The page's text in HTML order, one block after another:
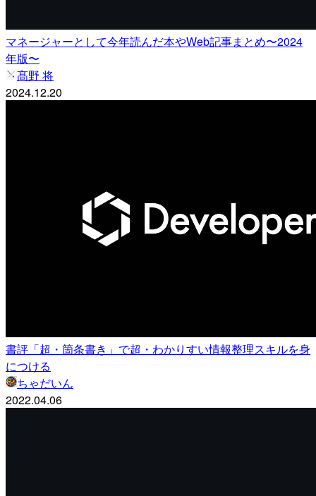
マネージャーとして今年読んだ本やWeb記事まとめ〜2024
年版〜
髙野 将
2024.12.20
書評「超・箇条書き」で超・わかりすい情報整理スキルを身
につける
ちゃだいん
2022.04.06